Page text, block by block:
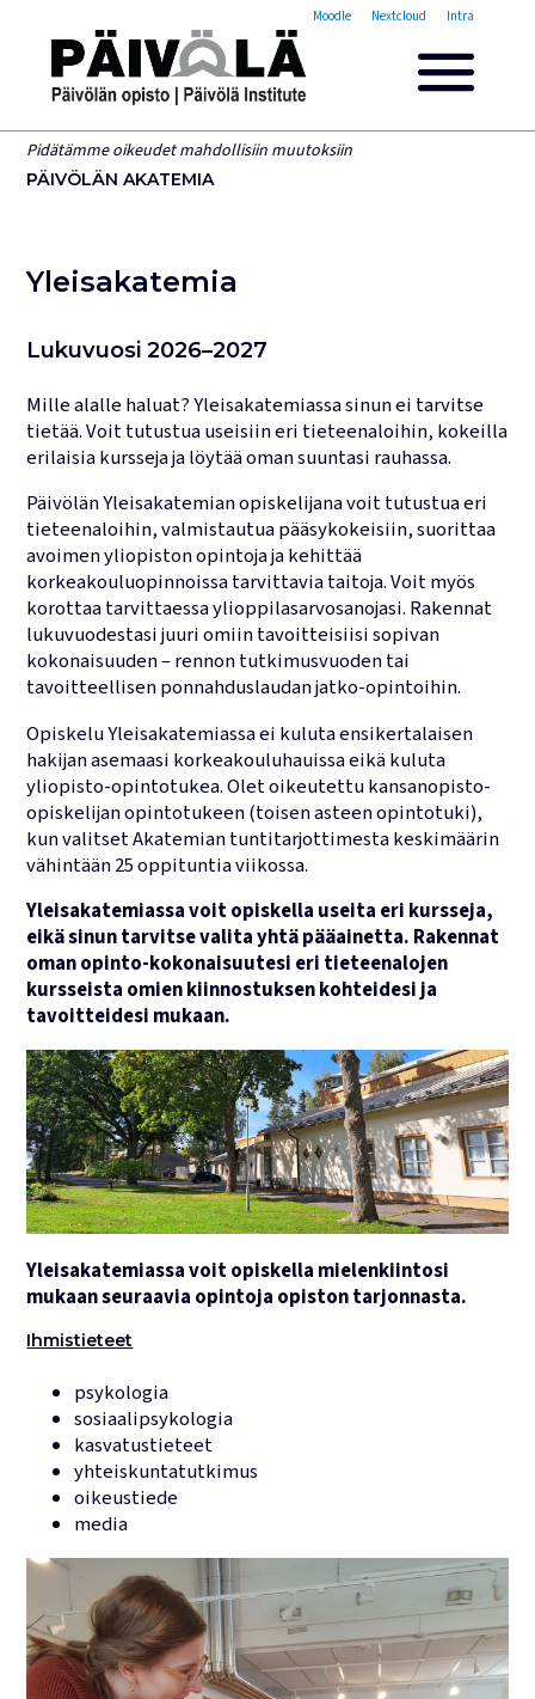
Moodle Nextcloud Intra
Yleisakatemia
Lyhytkurssit
Päivölän opisto
Miksi valita Päivölän opisto
Opettajien esittelyt
Yhteystiedot
Tilat ja majoitus
Kokous- ja juhlatilat
Tarjoilut ja ruokailut
Haku käynnissä
Lukujärjestykset
Pidätämme oikeudet mahdollisiin muutoksiin
PÄIVÖLÄN AKATEMIA
Yleisakatemia
Lukuvuosi 2026–2027
Mille alalle haluat? Yleisakatemiassa sinun ei tarvitse
tietää. Voit tutustua useisiin eri tieteenaloihin, kokeilla
erilaisia kursseja ja löytää oman suuntasi rauhassa.
Päivölän Yleisakatemian opiskelijana voit tutustua eri
tieteenaloihin, valmistautua pääsykokeisiin, suorittaa
avoimen yliopiston opintoja ja kehittää
korkeakouluopinnoissa tarvittavia taitoja. Voit myös
korottaa tarvittaessa ylioppilasarvosanojasi. Rakennat
lukuvuodestasi juuri omiin tavoitteisiisi sopivan
kokonaisuuden – rennon tutkimusvuoden tai
tavoitteellisen ponnahduslaudan jatko-opintoihin.
Opiskelu Yleisakatemiassa ei kuluta ensikertalaisen
hakijan asemaasi korkeakouluhauissa eikä kuluta
yliopisto-opintotukea. Olet oikeutettu kansanopisto-
opiskelijan opintotukeen (toisen asteen opintotuki),
kun valitset Akatemian tuntitarjottimesta keskimäärin
vähintään 25 oppituntia viikossa.
Yleisakatemiassa voit opiskella useita eri kursseja,
eikä sinun tarvitse valita yhtä pääainetta. Rakennat
oman opinto-kokonaisuutesi eri tieteenalojen
kursseista omien kiinnostuksen kohteidesi ja
tavoitteidesi mukaan.
Yleisakatemiassa voit opiskella mielenkiintosi
mukaan seuraavia opintoja opiston tarjonnasta.
Ihmistieteet
psykologia
sosiaalipsykologia
kasvatustieteet
yhteiskuntatutkimus
oikeustiede
media